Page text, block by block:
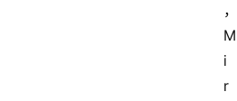
，
M
i
r